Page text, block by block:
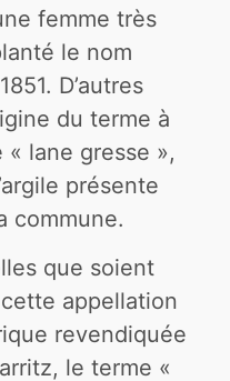
femme très
le nom
D’autres
du terme à
« lane gresse »,
présente
commune.
que soient
appellation
revendiquée
le terme «